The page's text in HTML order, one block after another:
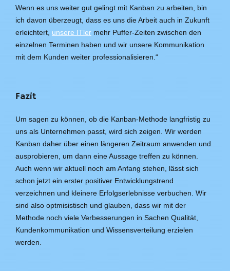
Wenn es uns weiter gut gelingt mit Kanban zu arbeiten, bin
ich davon überzeugt, dass es uns die Arbeit auch in Zukunft
erleichtert, unsere ITler mehr Puffer-Zeiten zwischen den
einzelnen Terminen haben und wir unsere Kommunikation
mit dem Kunden weiter professionalisieren.“
Fazit
Um sagen zu können, ob die Kanban-Methode langfristig zu
uns als Unternehmen passt, wird sich zeigen. Wir werden
Kanban daher über einen längeren Zeitraum anwenden und
ausprobieren, um dann eine Aussage treffen zu können.
Auch wenn wir aktuell noch am Anfang stehen, lässt sich
schon jetzt ein erster positiver Entwicklungstrend
verzeichnen und kleinere Erfolgserlebnisse verbuchen. Wir
sind also optmisistisch und glauben, dass wir mit der
Methode noch viele Verbesserungen in Sachen Qualität,
Kundenkommunikation und Wissensverteilung erzielen
werden.